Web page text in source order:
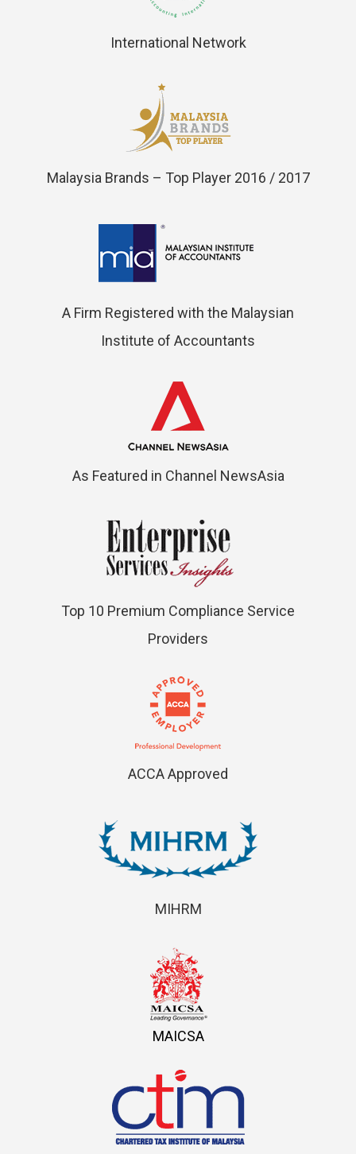
International Network
Malaysia Brands – Top Player 2016 / 2017
A Firm Registered with the Malaysian
Institute of Accountants
As Featured in Channel NewsAsia
Top 10 Premium Compliance Service
Providers
ACCA Approved
MIHRM
MAICSA